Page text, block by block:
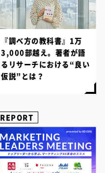
『調べ方の教科書』1万
3,000部越え。著者が語
るリサーチにおける“良い
仮説”とは？
REPORT